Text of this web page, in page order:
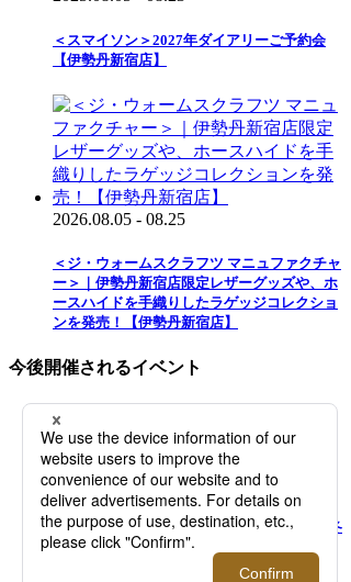
＜スマイソン＞2027年ダイアリーご予約会
【伊勢丹新宿店】
2026.08.05 - 08.25
＜ジ・ウォームスクラフツ マニュファクチャ
ー＞｜伊勢丹新宿店限定レザーグッズや、ホ
ースハイドを手織りしたラゲッジコレクショ
ンを発売！【伊勢丹新宿店】
今後開催されるイベント
2026.08.12 - 08.18
＜バウルズ＞「PERFECT DAY」 2026年秋冬
コレクションローンチ！【伊勢丹新宿店】